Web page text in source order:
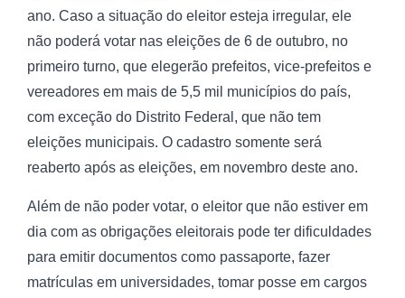
ano. Caso a situação do eleitor esteja irregular, ele
não poderá votar nas eleições de 6 de outubro, no
primeiro turno, que elegerão prefeitos, vice-prefeitos e
vereadores em mais de 5,5 mil municípios do país,
com exceção do Distrito Federal, que não tem
eleições municipais. O cadastro somente será
reaberto após as eleições, em novembro deste ano.
Além de não poder votar, o eleitor que não estiver em
dia com as obrigações eleitorais pode ter dificuldades
para emitir documentos como passaporte, fazer
matrículas em universidades, tomar posse em cargos